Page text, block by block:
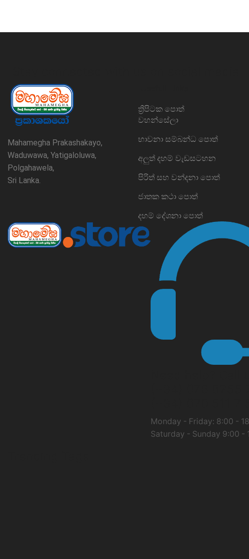
Mahamegha Prakashakayo,
Waduwawa, Yatigaloluwa,
Polgahawela,
Sri Lanka.
ත්‍රිපිටක පොත්
වහන්සේලා
භාවනා සම්බන්ධ පොත්
අලුත් දහම් වැඩසටහන
පිරිත් සහ වන්දනා පොත්
ජාතක කථා පොත්
දහම් දේශනා පොත්
Monday - Friday: 8:00 -
Saturday - Sunday 9:00 -